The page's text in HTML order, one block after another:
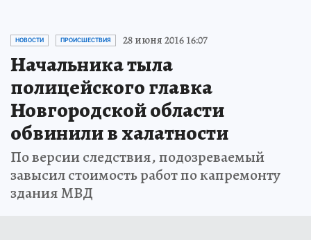
НОВОСТИ ПРОИСШЕСТВИЯ 28 июня 2016 16:07
Начальника тыла
полицейского главка
Новгородской области
обвинили в халатности
По версии следствия, подозреваемый
завысил стоимость работ по капремонту
здания МВД